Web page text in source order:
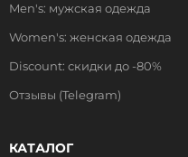
Men's: мужская одежда
Women's: женская одежда
Discount: скидки до -80%
Отзывы (Telegram)
КАТАЛОГ